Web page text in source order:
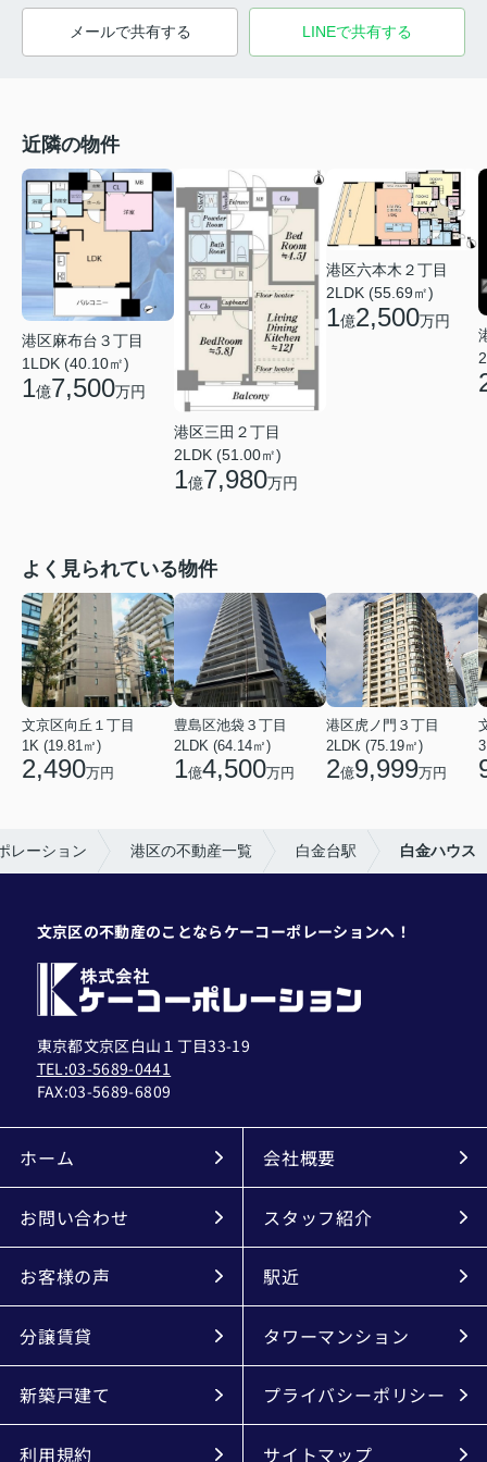
メールで共有する LINEで共有する
近隣の物件
港区麻布台３丁目
1LDK (40.10㎡)
1億7,500万円
港区三田２丁目
2LDK (51.00㎡)
1億7,980万円
港区六本木２丁目
2LDK (55.69㎡)
1億2,500万円
よく見られている物件
文京区向丘１丁目
1K (19.81㎡)
2,490万円
豊島区池袋３丁目
2LDK (64.14㎡)
1億4,500万円
港区虎ノ門３丁目
2LDK (75.19㎡)
2億9,999万円
レーション 港区の不動産一覧 白金台駅 白金ハウス
文京区の不動産のことならケーコーポレーションへ！
東京都文京区白山１丁目33-19
TEL:03-5689-0441
FAX:03-5689-6809
ホーム 会社概要
お問い合わせ スタッフ紹介
お客様の声 駅近
分譲賃貸 タワーマンション
新築戸建て プライバシーポリシー
利用規約 サイトマップ